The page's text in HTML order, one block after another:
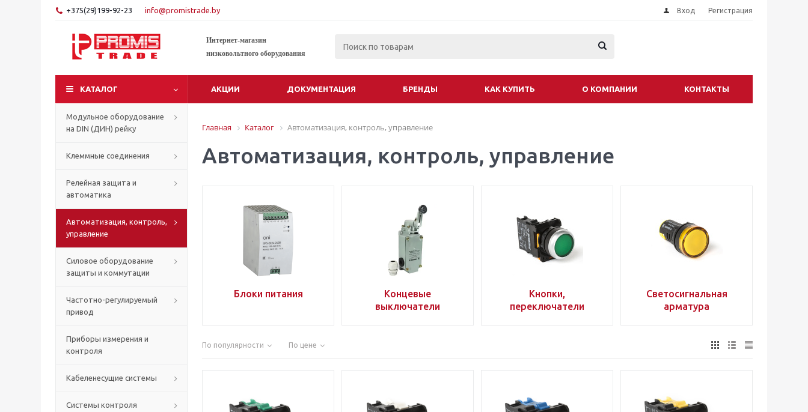
+375(29)199-92-23 info@promistrade.by Вход Регистрация
Интернет-магазин
низковольтного оборудования
КАТАЛОГ АКЦИИ ДОКУМЕНТАЦИЯ БРЕНДЫ КАК КУПИТЬ О КОМПАНИИ КОНТАКТЫ
Модульное оборудование
на DIN (ДИН) рейку
Клеммные соединения
Релейная защита и
автоматика
Автоматизация, контроль,
управление
Силовое оборудование
защиты и коммутации
Частотно-регулируемый
привод
Приборы измерения и
контроля
Кабеленесущие системы
Системы контроля
Главная Каталог Автоматизация, контроль, управление
Автоматизация, контроль, управление
Блоки питания
Концевые
выключатели
Кнопки,
переключатели
Светосигнальная
арматура
По популярности По цене